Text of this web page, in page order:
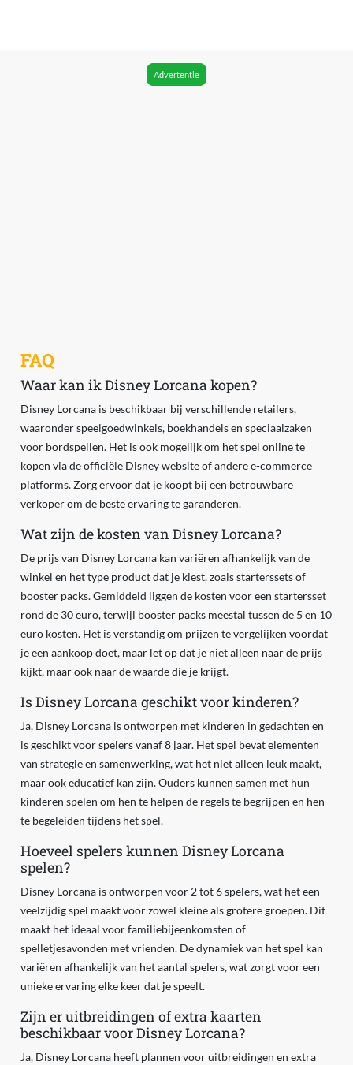
Advertentie
FAQ
Waar kan ik Disney Lorcana kopen?
Disney Lorcana is beschikbaar bij verschillende retailers,
waaronder speelgoedwinkels, boekhandels en speciaalzaken
voor bordspellen. Het is ook mogelijk om het spel online te
kopen via de officiële Disney website of andere e-commerce
platforms. Zorg ervoor dat je koopt bij een betrouwbare
verkoper om de beste ervaring te garanderen.
Wat zijn de kosten van Disney Lorcana?
De prijs van Disney Lorcana kan variëren afhankelijk van de
winkel en het type product dat je kiest, zoals starterssets of
booster packs. Gemiddeld liggen de kosten voor een startersset
rond de 30 euro, terwijl booster packs meestal tussen de 5 en 10
euro kosten. Het is verstandig om prijzen te vergelijken voordat
je een aankoop doet, maar let op dat je niet alleen naar de prijs
kijkt, maar ook naar de waarde die je krijgt.
Is Disney Lorcana geschikt voor kinderen?
Ja, Disney Lorcana is ontworpen met kinderen in gedachten en
is geschikt voor spelers vanaf 8 jaar. Het spel bevat elementen
van strategie en samenwerking, wat het niet alleen leuk maakt,
maar ook educatief kan zijn. Ouders kunnen samen met hun
kinderen spelen om hen te helpen de regels te begrijpen en hen
te begeleiden tijdens het spel.
Hoeveel spelers kunnen Disney Lorcana
spelen?
Disney Lorcana is ontworpen voor 2 tot 6 spelers, wat het een
veelzijdig spel maakt voor zowel kleine als grotere groepen. Dit
maakt het ideaal voor familiebijeenkomsten of
spelletjesavonden met vrienden. De dynamiek van het spel kan
variëren afhankelijk van het aantal spelers, wat zorgt voor een
unieke ervaring elke keer dat je speelt.
Zijn er uitbreidingen of extra kaarten
beschikbaar voor Disney Lorcana?
Ja, Disney Lorcana heeft plannen voor uitbreidingen en extra